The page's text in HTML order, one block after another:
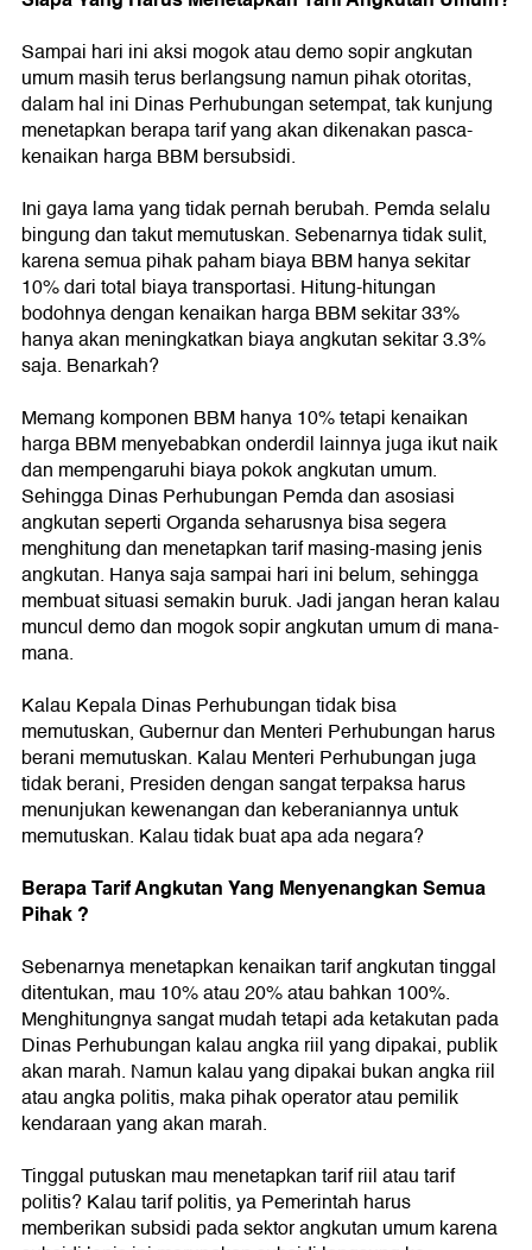
Sampai hari ini aksi mogok atau demo sopir angkutan
umum masih terus berlangsung namun pihak otoritas,
dalam hal ini Dinas Perhubungan setempat, tak kunjung
menetapkan berapa tarif yang akan dikenakan pasca-
kenaikan harga BBM bersubsidi.
Ini gaya lama yang tidak pernah berubah. Pemda selalu
bingung dan takut memutuskan. Sebenarnya tidak sulit,
karena semua pihak paham biaya BBM hanya sekitar
10% dari total biaya transportasi. Hitung-hitungan
bodohnya dengan kenaikan harga BBM sekitar 33%
hanya akan meningkatkan biaya angkutan sekitar 3.3%
saja. Benarkah?
Memang komponen BBM hanya 10% tetapi kenaikan
harga BBM menyebabkan onderdil lainnya juga ikut naik
dan mempengaruhi biaya pokok angkutan umum.
Sehingga Dinas Perhubungan Pemda dan asosiasi
angkutan seperti Organda seharusnya bisa segera
menghitung dan menetapkan tarif masing-masing jenis
angkutan. Hanya saja sampai hari ini belum, sehingga
membuat situasi semakin buruk. Jadi jangan heran kalau
muncul demo dan mogok sopir angkutan umum di mana-
mana.
Kalau Kepala Dinas Perhubungan tidak bisa
memutuskan, Gubernur dan Menteri Perhubungan harus
berani memutuskan. Kalau Menteri Perhubungan juga
tidak berani, Presiden dengan sangat terpaksa harus
menunjukan kewenangan dan keberaniannya untuk
memutuskan. Kalau tidak buat apa ada negara?
Berapa Tarif Angkutan Yang Menyenangkan Semua
Pihak ?
Sebenarnya menetapkan kenaikan tarif angkutan tinggal
ditentukan, mau 10% atau 20% atau bahkan 100%.
Menghitungnya sangat mudah tetapi ada ketakutan pada
Dinas Perhubungan kalau angka riil yang dipakai, publik
akan marah. Namun kalau yang dipakai bukan angka riil
atau angka politis, maka pihak operator atau pemilik
kendaraan yang akan marah.
Tinggal putuskan mau menetapkan tarif riil atau tarif
politis? Kalau tarif politis, ya Pemerintah harus
memberikan subsidi pada sektor angkutan umum karena